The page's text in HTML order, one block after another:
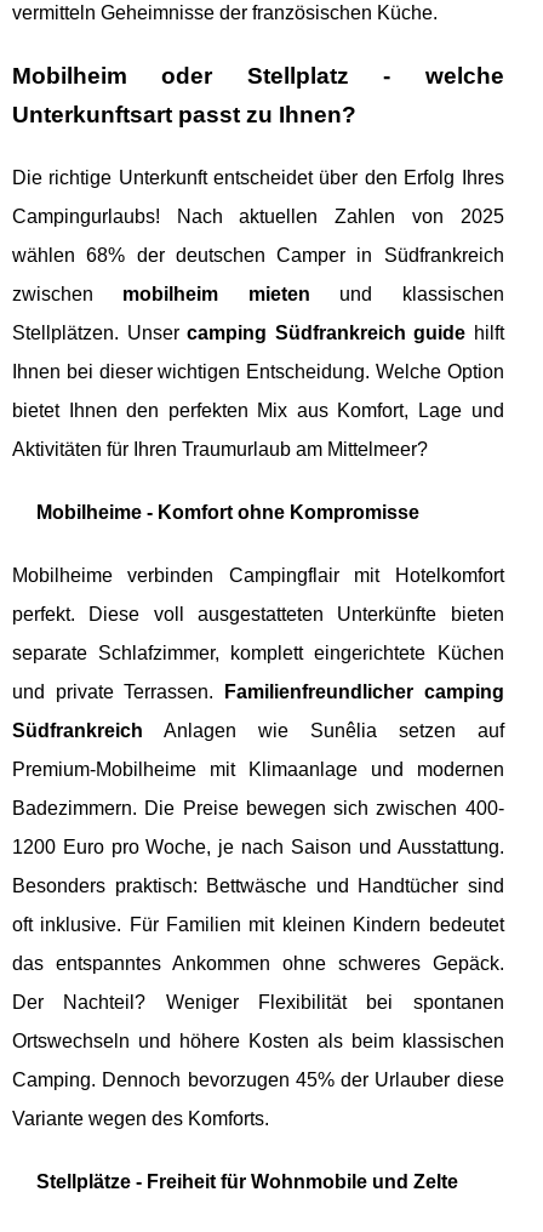
vermitteln Geheimnisse der französischen Küche.
Mobilheim oder Stellplatz - welche
Unterkunftsart passt zu Ihnen?
Die richtige Unterkunft entscheidet über den Erfolg Ihres
Campingurlaubs! Nach aktuellen Zahlen von 2025
wählen 68% der deutschen Camper in Südfrankreich
zwischen mobilheim mieten und klassischen
Stellplätzen. Unsercamping Südfrankreich guide hilft
Ihnen bei dieser wichtigen Entscheidung. Welche Option
bietet Ihnen den perfekten Mix aus Komfort, Lage und
Aktivitäten für Ihren Traumurlaub am Mittelmeer?
Mobilheime - Komfort ohne Kompromisse
Mobilheime verbinden Campingflair mit Hotelkomfort
perfekt. Diese voll ausgestatteten Unterkünfte bieten
separate Schlafzimmer, komplett eingerichtete Küchen
und private Terrassen.
Familienfreundlicher camping
Südfrankreich Anlagen wie Sunêlia setzen auf
Premium-Mobilheime mit Klimaanlage und modernen
Badezimmern. Die Preise bewegen sich zwischen 400-
1200 Euro pro Woche, je nach Saison und Ausstattung.
Besonders praktisch: Bettwäsche und Handtücher sind
oft inklusive. Für Familien mit kleinen Kindern bedeutet
das entspanntes Ankommen ohne schweres Gepäck.
Der Nachteil? Weniger Flexibilität bei spontanen
Ortswechseln und höhere Kosten als beim klassischen
Camping. Dennoch bevorzugen 45% der Urlauber diese
Variante wegen des Komforts.
Stellplätze - Freiheit für Wohnmobile und Zelte